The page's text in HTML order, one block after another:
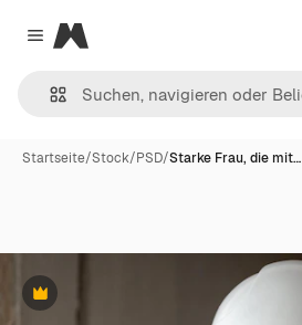
Close menu
Magnific
Startseite/Stock/PSD/Starke Frau, die mit…
Premium